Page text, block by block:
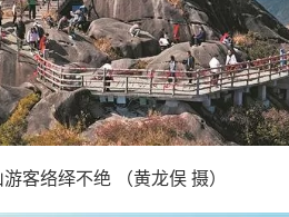
客络绎不绝 （黄龙俣 摄）